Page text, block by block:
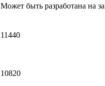
Может быть разработана на
11440
10820